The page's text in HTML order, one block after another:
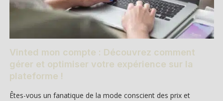
Vinted mon compte : Découvrez comment
gérer et optimiser votre expérience sur la
plateforme !
Êtes-vous un fanatique de la mode conscient des prix et